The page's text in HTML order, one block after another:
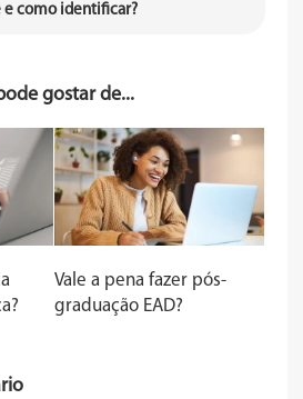
e como identificar?
gostar de...
Vale a pena fazer pós-
graduação EAD?